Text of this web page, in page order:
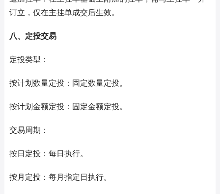
订立，仅在主挂单成交后生效。
八、定投交易
定投类型：
按计划数量定投：固定数量定投。
按计划金额定投：固定金额定投。
交易周期：
按日定投：每日执行。
按月定投：每月指定日执行。